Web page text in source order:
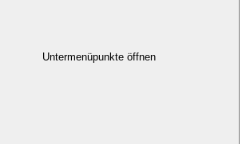
Untermenüpunkte öffnen